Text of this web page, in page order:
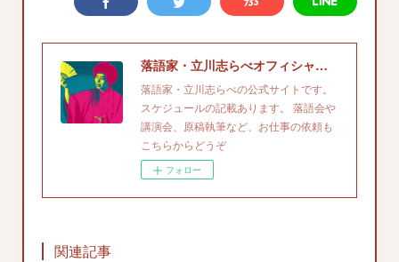
落語家・立川志らべオフィシャルサイト
落語家・立川志らべの公式サイトです。
スケジュールの記載あります。 落語会や
講演会、原稿執筆など、お仕事の依頼も
こちらからどうぞ
フォロー
関連記事